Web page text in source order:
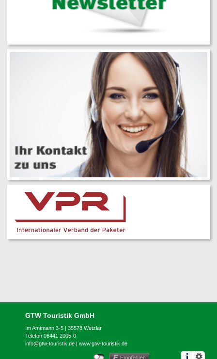
GTW Touristik GmbH
Im Amtmann 3-5 | 35578 Wetzlar
Telefon 06441 2005-0
info@gtw-touristik.de |www.gtw-touristik.de